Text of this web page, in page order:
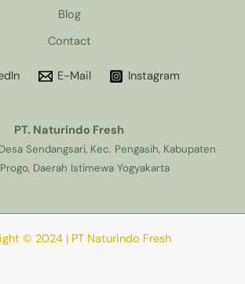
Blog
Contact
E-Mail Instagram
PT. Naturindo Fresh
Sendangsari, Kec. Pengasih, Kabupaten
Daerah Istimewa Yogyakarta
© 2024 | PT Naturindo Fresh